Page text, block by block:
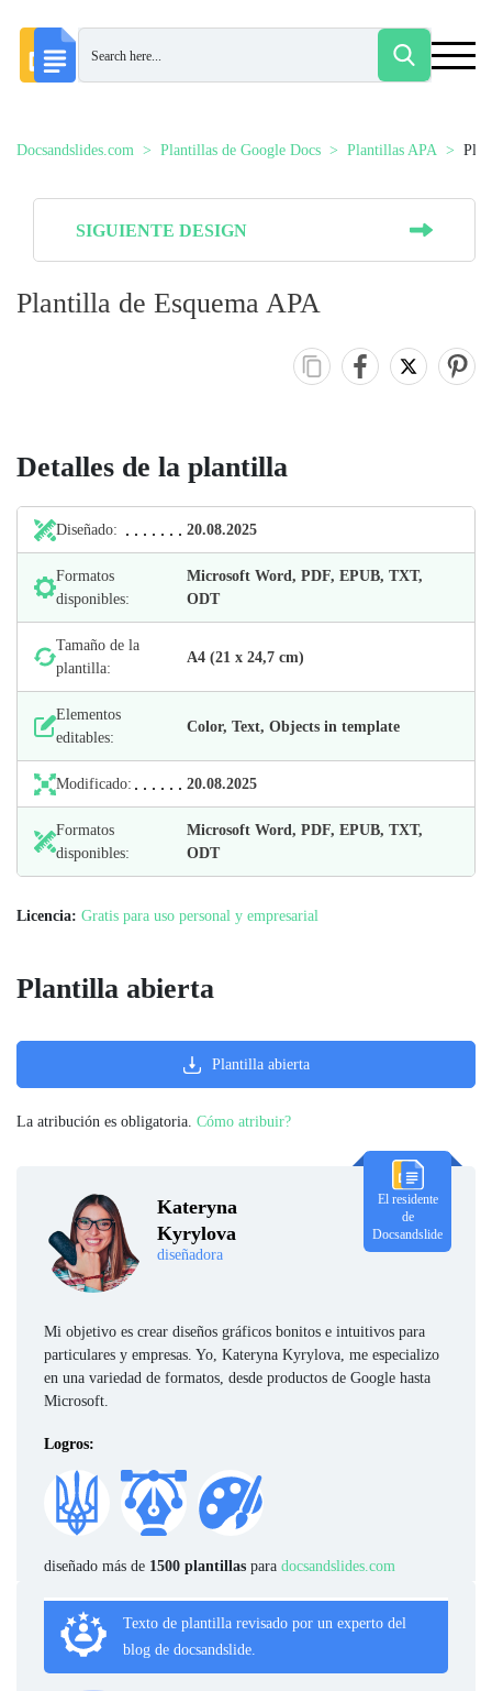
Docsandslides.com Plantillas de Google Docs Plantillas APA
SIGUIENTE DESIGN
Plantilla de Esquema APA
Detalles de la plantilla
Diseñado: 20.08.2025
Formatos
disponibles:
Microsoft Word, PDF, EPUB, TXT,
ODT
Tamaño de la
plantilla:
А4 (21 х 24,7 cm)
Elementos
editables:
Color, Text, Objects in template
Modificado: 20.08.2025
Formatos
disponibles:
Microsoft Word, PDF, EPUB, TXT,
ODT
Licencia: Gratis para uso personal y empresarial
Kateryna
Kyrylova
diseñadora
El residente
de
Docsandslide
Mi objetivo es crear diseños gráficos bonitos e intuitivos para
particulares y empresas. Yo, Kateryna Kyrylova, me especializo
en una variedad de formatos, desde productos de Google hasta
Microsoft.
Logros:
diseñado más de 1500 plantillas para docsandslides.com
Texto de plantilla revisado por un experto del
blog de docsandslide.
Plantilla abierta
Plantilla abierta
La atribución es obligatoria. Cómo atribuir?